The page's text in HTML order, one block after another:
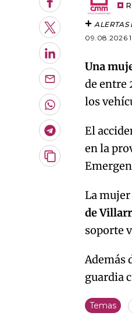
Facebook
Twitter
LinkedIn
Enviar
por
Email
Whatsapp
Telegram
Copiar
artículo
ALERTAS
09.08.2026
Una
de entre
los
El
en la
La
de
soporte
Además
guardia
Temas